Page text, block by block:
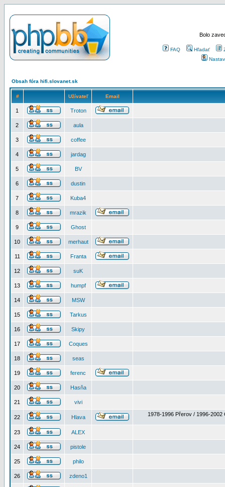
Bolo
FAQ Hľadať
Obsah fóra hifi.slovanet.sk
# Užívateľ Email
1 Troton
2 aula
3 coffee
4 jardag
5 BV
6 dustin
7 Kuba4
8 mrazik
9 Ghost
10 merhaut
11 Franta
12 suK
13 humpf
14 MSW
15 Tarkus
16 Skipy
17 Coques
18 seas
19 ferenc
20 Hasňa
21 vivi
22 Hlava 1978-1996 Přerov / 1996-2002
23 ALEX
24 pistole
25 philo
26 zdeno1